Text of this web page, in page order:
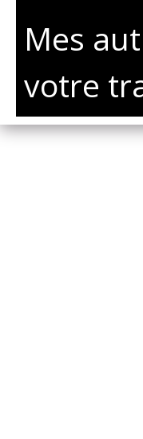
Mes
votre